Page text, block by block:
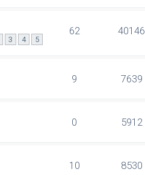
3 4 5
62 40146
9 7639
0 5912
10 8530